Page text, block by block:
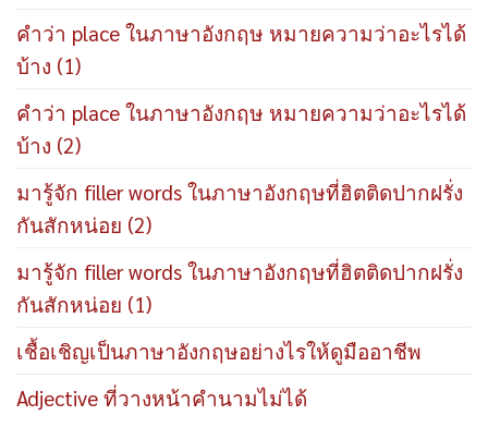
คำว่า place ในภาษาอังกฤษ หมายความว่าอะไรได้
บ้าง (1)
คำว่า place ในภาษาอังกฤษ หมายความว่าอะไรได้
บ้าง (2)
มารู้จัก filler words ในภาษาอังกฤษที่ฮิตติดปากฝรั่ง
กันสักหน่อย (2)
มารู้จัก filler words ในภาษาอังกฤษที่ฮิตติดปากฝรั่ง
กันสักหน่อย (1)
เชื้อเชิญเป็นภาษาอังกฤษอย่างไรให้ดูมืออาชีพ
Adjective ที่วางหน้าคำนามไม่ได้